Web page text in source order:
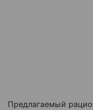
Предлагаемый